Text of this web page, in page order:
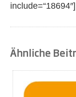
include=“18694″]
Ähnliche